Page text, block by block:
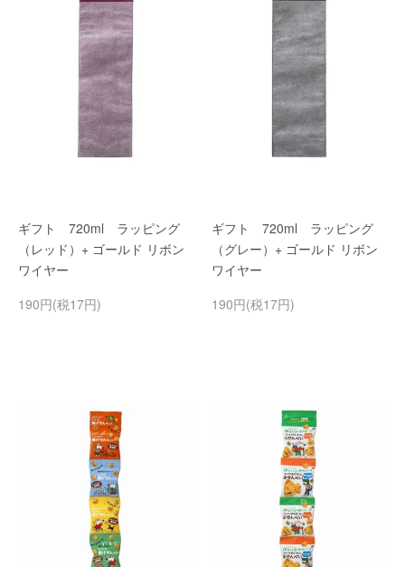
ギフト 720ml ラッピング
（レッド）+ ゴールド リボン
ワイヤー
190円(税17円)
ギフト 720ml ラッピング
（グレー）+ ゴールド リボン
ワイヤー
190円(税17円)